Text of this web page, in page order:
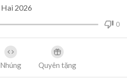
0
2026
Nhúng Quyên tặng